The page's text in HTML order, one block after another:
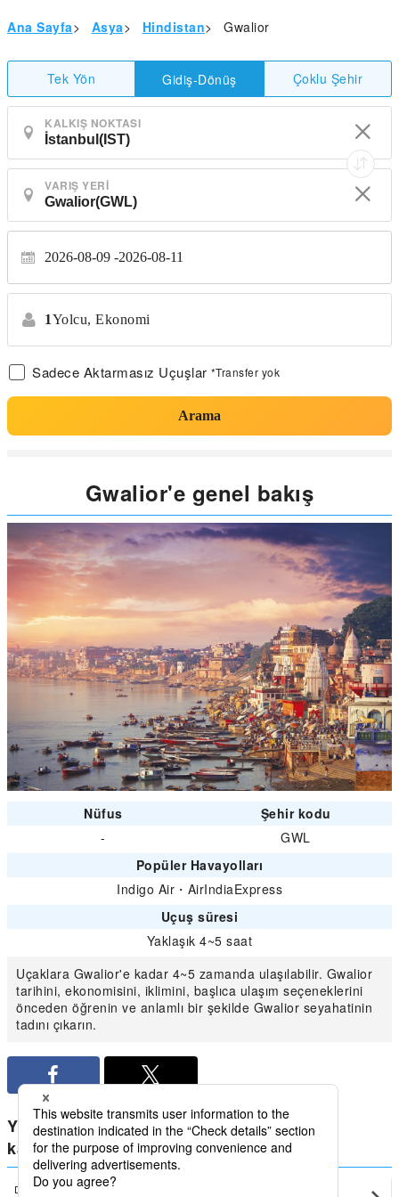
Ana Sayfa> Asya> Hindistan> Gwalior
Tek Yön Gidiş-Dönüş Çoklu Şehir
KALKIŞ NOKTASI
VARIŞ YERI
2026-08-09 2026-08-11
1Yolcu, Ekonomi
Sadece Aktarmasız Uçuşlar *Transfer yok
Arama
Gwalior'e genel bakış
Nüfus
Şehir kodu
-
GWL
Popüler Havayolları
Indigo Air ・ AirIndiaExpress
Uçuş süresi
Yaklaşık 4~5 saat
Uçaklara Gwalior'e kadar 4~5 zamanda ulaşılabilir. Gwalior
tarihini, ekonomisini, iklimini, başlıca ulaşım seçeneklerini
önceden öğrenin ve anlamlı bir şekilde Gwalior seyahatinin
tadını çıkarın.
Yurtiçi Hindistan için en düşük fiyatları
karşılaştırın Gwalior
Delhi Gwalior(GWL)